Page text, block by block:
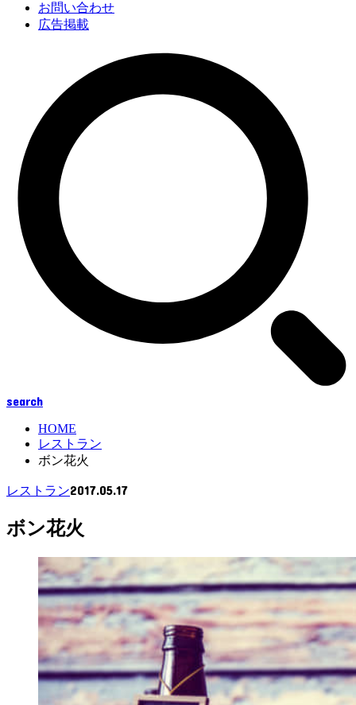
お問い合わせ
広告掲載
search
HOME
レストラン
ボン花火
レストラン2017.05.17
ボン花火